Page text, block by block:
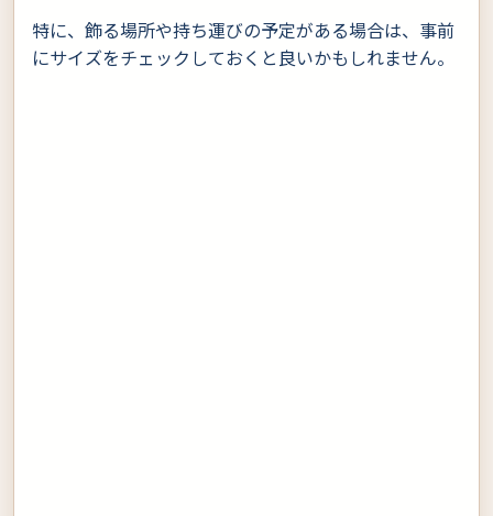
特に、飾る場所や持ち運びの予定がある場合は、事前
にサイズをチェックしておくと良いかもしれません。